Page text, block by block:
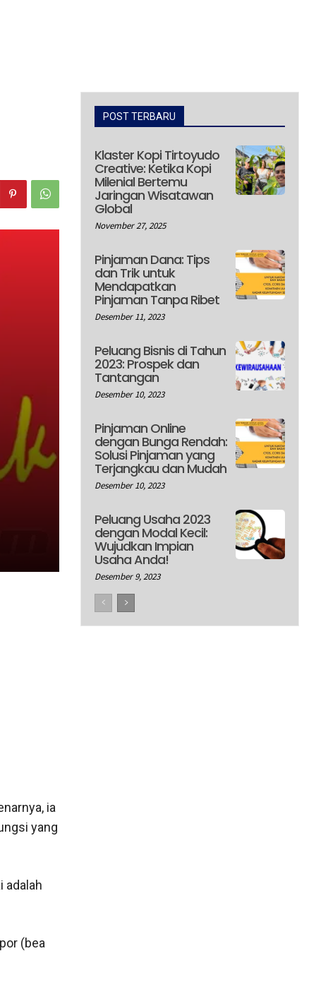
ia
yang
adalah
(bea
POST TERBARU
Klaster Kopi Tirtoyudo
Creative: Ketika Kopi
Milenial Bertemu
Jaringan Wisatawan
Global
November 27, 2025
Pinjaman Dana: Tips
dan Trik untuk
Mendapatkan
Pinjaman Tanpa Ribet
Desember 11, 2023
Peluang Bisnis di Tahun
2023: Prospek dan
Tantangan
Desember 10, 2023
Pinjaman Online
dengan Bunga Rendah:
Solusi Pinjaman yang
Terjangkau dan Mudah
Desember 10, 2023
Peluang Usaha 2023
dengan Modal Kecil:
Wujudkan Impian
Usaha Anda!
Desember 9, 2023